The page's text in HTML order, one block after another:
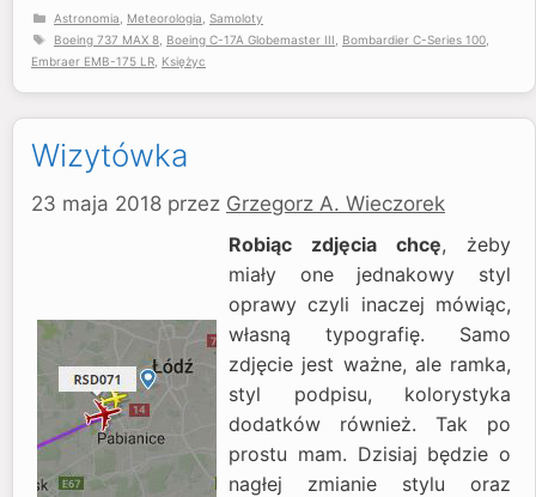
Kategorie
Astronomia Meteorologia Samoloty
Tagi
Boeing 737 MAX 8 Boeing C-17A Globemaster III Bombardier C-Series 100
Embraer EMB-175 LR Księżyc
Wizytówka
23 maja 2018 przez Grzegorz A. Wieczorek
Robiąc zdjęcia chcę, żeby
miały one jednakowy styl
oprawy czyli inaczej mówiąc,
własną typografię. Samo
zdjęcie jest ważne, ale ramka,
styl podpisu, kolorystyka
dodatków również. Tak po
prostu mam. Dzisiaj będzie o
nagłej zmianie stylu oraz